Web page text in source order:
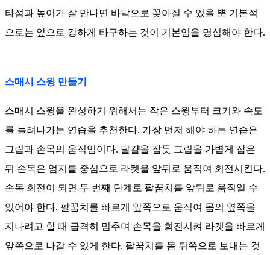
타점과 높이가 잘 만나면 바닥으로 꽂아질 수 있을 뿐 기본적
으로는 앞으로 강하게 타구하는 것이 기본임을 명심해야 한다.
스매시 스윙 만들기
스매시 스윙을 완성하기 위해서는 작은 스윙부터 크기와 속도
를 늘려나가는 연습을 추천한다. 가장 먼저 해야 하는 연습은
그립과 손목의 움직임이다. 달걀을 잡듯 그립을 가볍게 잡은
뒤 손목은 엄지를 중심으로 라켓을 앞뒤로 움직여 회전시킨다.
손목 회전이 되면 두 번째 단계로 팔꿈치를 앞뒤로 움직일 수
있어야 한다. 팔꿈치를 빠르게 앞쪽으로 움직여 몸의 옆쪽을
지나려고 할 때 급격히 멈추며 손목을 회전시켜 라켓을 빠르게
앞쪽으로 나갈 수 있게 한다. 팔꿈치를 몸 뒤쪽으로 보내는 것